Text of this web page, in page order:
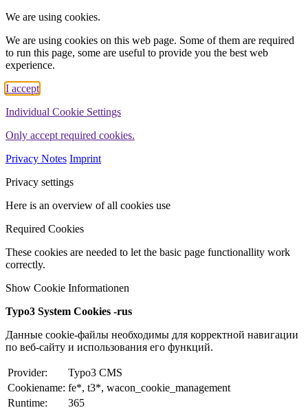
We are using cookies.
We are using cookies on this web page. Some of them are required
to run this page, some are useful to provide you the best web
experience.
I accept
Individual Cookie Settings
Only accept required cookies.
Privacy Notes Imprint
Privacy settings
Here is an overview of all cookies use
Required Cookies
These cookies are needed to let the basic page functionallity work
correctly.
Show Cookie Informationen
Typo3 System Cookies -rus
Данные cookie-файлы необходимы для корректной навигации
по веб-сайту и использования его функций.
Provider:
Typo3 CMS
Cookiename: fe*, t3*, wacon_cookie_management
Runtime:
365